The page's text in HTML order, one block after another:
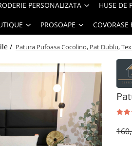
PERSONALIZATA HUSE DE
PROSOAPE COVORASE
/ Patura Pufoasa Cocolino, Pat Dublu,